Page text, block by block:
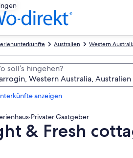
Western
Australien
soll’s hingehen?
anzeigen
·Privater Gastgeber
& Fresh